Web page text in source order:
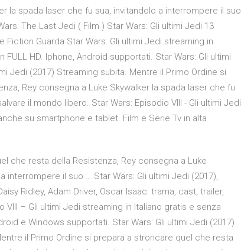
la spada laser che fu sua, invitandolo a interrompere il suo
The Last Jedi ( Film ) Star Wars: Gli ultimi Jedi 13
Guarda Star Wars: Gli ultimi Jedi streaming in
HD. Iphone, Android supportati. Star Wars: Gli ultimi
Jedi (2017) Streaming subita. Mentre il Primo Ordine si
Rey consegna a Luke Skywalker la spada laser che fu
il mondo libero. Star Wars: Episodio VIII - Gli ultimi Jedi
su smartphone e tablet. Film e Serie Tv in alta
che resta della Resistenza, Rey consegna a Luke
interrompere il suo … Star Wars: Gli ultimi Jedi (2017),
Ridley, Adam Driver, Oscar Isaac: trama, cast, trailer,
– Gli ultimi Jedi streaming in Italiano gratis e senza
e Windows supportati. Star Wars: Gli ultimi Jedi (2017)
il Primo Ordine si prepara a stroncare quel che resta